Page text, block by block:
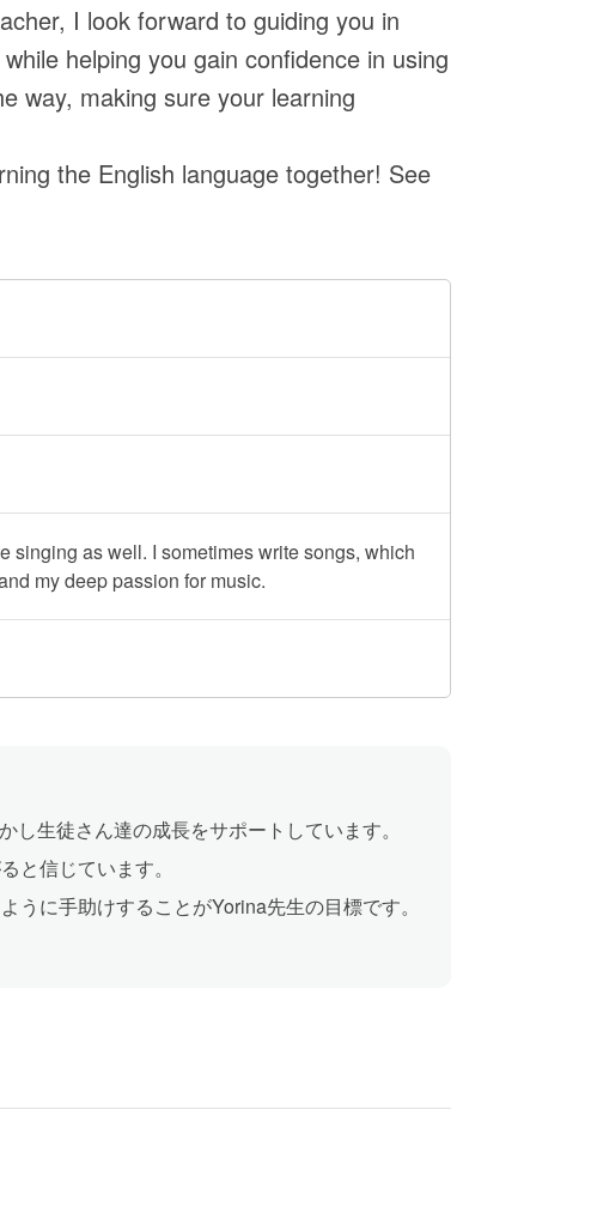
I look forward to guiding you in
helping you gain confidence in using
way, making sure your learning
the English language together! See
singing as well. I sometimes write songs, which
my deep passion for music.
生徒さん達の成長をサポートしています。
と信じています。
に手助けすることがYorina先生の目標です。